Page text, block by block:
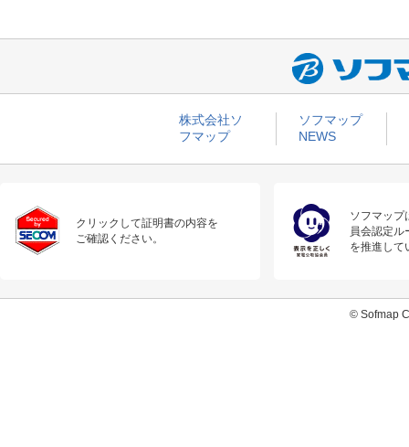
株式会社ソ
フマップ
ソフマップ
NEWS
クリックして証明書の内容を
ご確認ください。
ソフマップ
員会認定ル
を推進して
© Sofmap